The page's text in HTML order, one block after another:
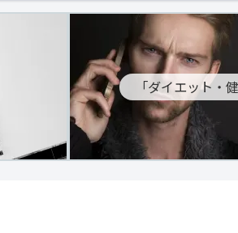
「ダイエット・健